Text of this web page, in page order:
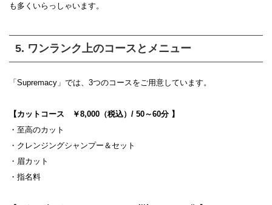
も多くいらっしゃいます。
5. ワンランク上のコースとメニュー
「Supremacy」では、3つのコースをご用意しています。
【カットコース ￥8,000（税込）/ 50～60分 】
・至高のカット
・クレンジングシャンプー＆セット
・眉カット
・指名料